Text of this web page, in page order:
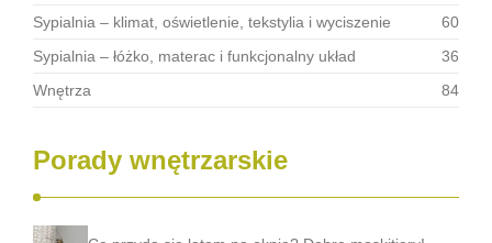
Sypialnia – klimat, oświetlenie, tekstylia i wyciszenie
60
Sypialnia – łóżko, materac i funkcjonalny układ
36
Wnętrza
84
Porady wnętrzarskie